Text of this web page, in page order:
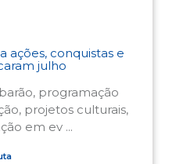
ações, conquistas e
julho
programação
projetos culturais,
em ev ...